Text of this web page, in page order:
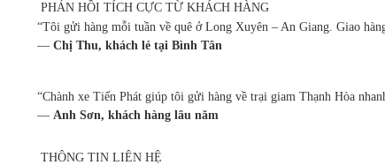
PHẢN HỒI TÍCH CỰC TỪ KHÁCH HÀNG
“Tôi gửi hàng mỗi tuần về quê ở Long Xuyên – An Giang. Giao
— Chị Thu, khách lẻ tại Bình Tân
“Chành xe Tiến Phát giúp tôi gửi hàng về trại giam Thạnh Hòa
— Anh Sơn, khách hàng lâu năm
THÔNG TIN LIÊN HỆ